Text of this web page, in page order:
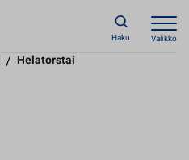
Haku Valikko
/ Helatorstai